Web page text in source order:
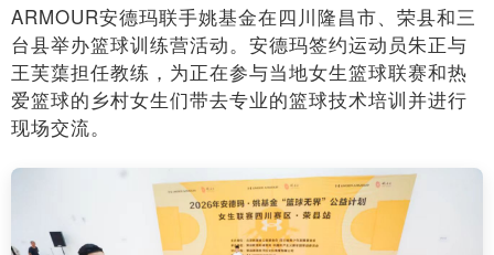
ARMOUR安德玛联手姚基金在四川隆昌市、荣县和三
台县举办篮球训练营活动。安德玛签约运动员朱正与
王芙蕖担任教练，为正在参与当地女生篮球联赛和热
爱篮球的乡村女生们带去专业的篮球技术培训并进行
现场交流。